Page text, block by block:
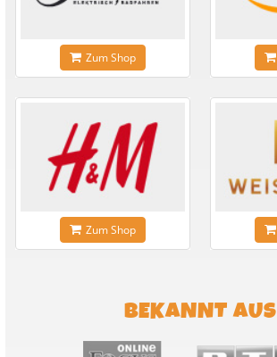
Zum Shop
Zum Shop
BEKANNT AUS